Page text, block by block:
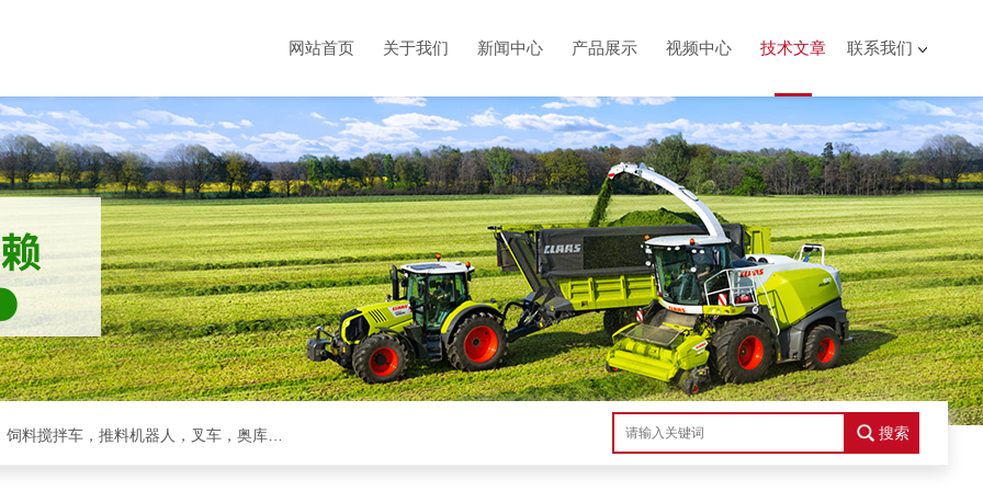
网站首页 关于我们 新闻中心 产品展示 视频中心 技术文章 联系我们
克拉斯全系，收割机，青储机，拖拉机，方包裹包机，饲料搅拌车，推料机器人，叉车，奥库裹包机 搜索